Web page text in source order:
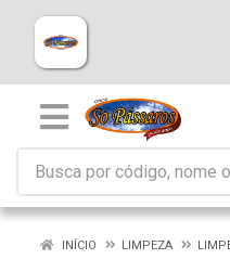
INÍCIO LIMPEZA